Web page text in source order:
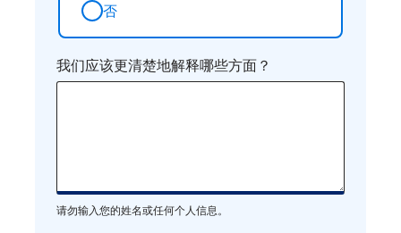
否
我们应该更清楚地解释哪些方面？
请勿输入您的姓名或任何个人信息。